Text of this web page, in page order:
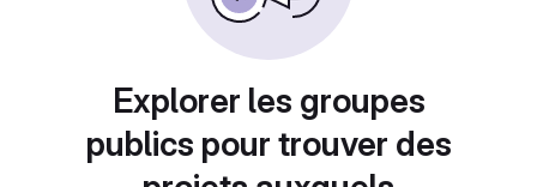
Explorer les groupes
publics pour trouver des